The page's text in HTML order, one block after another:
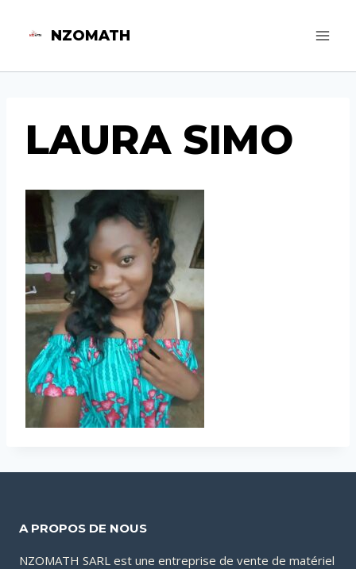
NZOMATH
LAURA SIMO
A PROPOS DE NOUS
NZOMATH SARL est une entreprise de vente de matériel